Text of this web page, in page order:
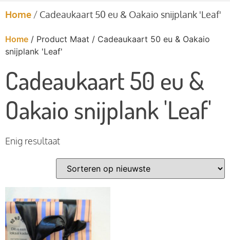
Home / Cadeaukaart 50 eu & Oakaio snijplank 'Leaf'
Home / Product Maat / Cadeaukaart 50 eu & Oakaio
snijplank 'Leaf'
Cadeaukaart 50 eu &
Oakaio snijplank 'Leaf'
Enig resultaat